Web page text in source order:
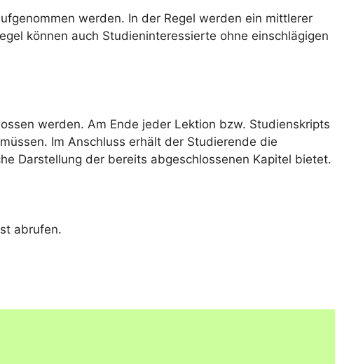
werden. In der Regel werden ein mittlerer
können auch Studieninteressierte ohne einschlägigen
werden. Am Ende jeder Lektion bzw. Studienskripts
Im Anschluss erhält der Studierende die
Darstellung der bereits abgeschlossenen Kapitel bietet.
abrufen.